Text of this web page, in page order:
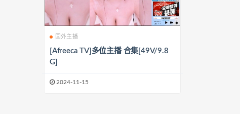
国外主播
[Afreeca TV]多位主播 合集[49V/9.8
G]
2024-11-15